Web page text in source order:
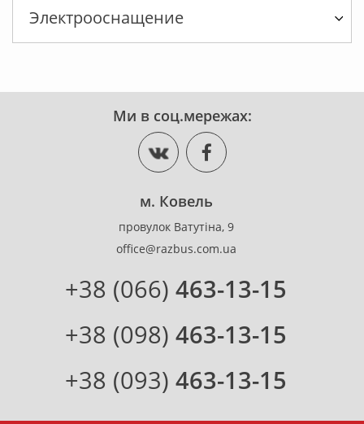
Электрооснащение
Ми в соц.мережах:
м. Ковель
провулок Ватутіна, 9
office@razbus.com.ua
+38 (066) 463-13-15
+38 (098) 463-13-15
+38 (093) 463-13-15